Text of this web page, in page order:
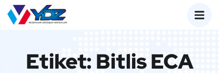
Etiket:Bitlis ECA